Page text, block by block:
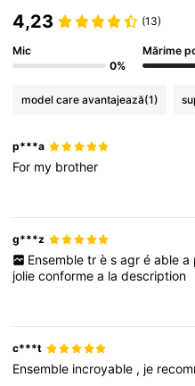
4,23 (13)
Mic
0%
Mărime
model care avantajează(1)
p***a
For my brother
g***z
Ensemble tr è s agr é able a
jolieconformea ladescription
c***t
Ensemble incroyable , je